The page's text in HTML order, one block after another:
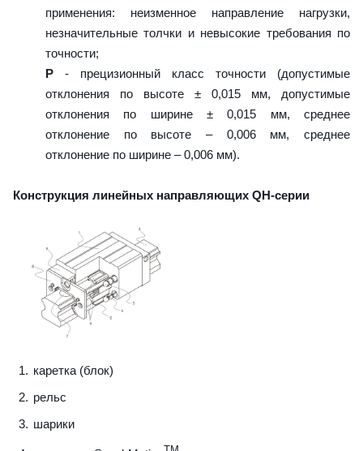
применения: неизменное направление нагрузки,
незначительные толчки и невысокие требования по
точности;
P - прецизионный класс точности (допустимые
отклонения по высоте ± 0,015 мм, допустимые
отклонения по ширине ± 0,015 мм, среднее
отклонение по высоте – 0,006 мм, среднее
отклонение по ширине – 0,006 мм).
Конструкция линейных направляющих QН-серии
каретка (блок)
рельс
шарики